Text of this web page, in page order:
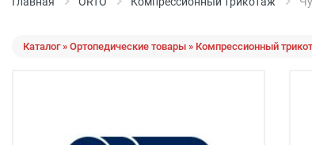
Каталог » Ортопедические товары » Компрессионный